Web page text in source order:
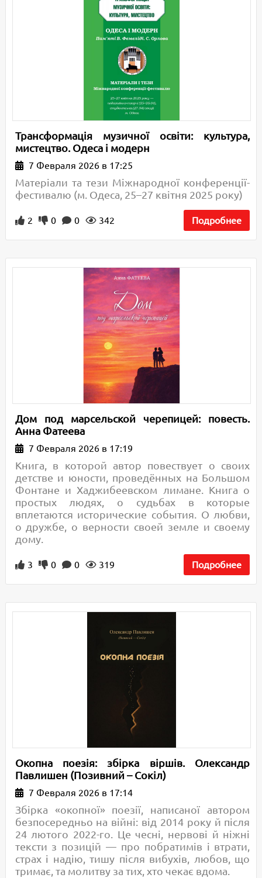
Трансформація музичної освіти: культура,
мистецтво. Одеса і модерн
7 Февраля 2026 в 17:25
Матеріали та тези Міжнародної конференції-
фестивалю (м. Одеса, 25–27 квітня 2025 року)
2 0 0 342 Подробнее
Дом под марсельской черепицей: повесть.
Анна Фатеева
7 Февраля 2026 в 17:19
Книга, в которой автор повествует о своих
детстве и юности, проведённых на Большом
Фонтане и Хаджибеевском лимане. Книга о
простых людях, о судьбах в которые
вплетаются исторические события. О любви,
о дружбе, о верности своей земле и своему
дому.
3 0 0 319 Подробнее
Окопна поезія: збірка віршів. Олександр
Павлишен (Позивний – Сокіл)
7 Февраля 2026 в 17:14
Збірка «окопної» поезії, написаної автором
безпосередньо на війні: від 2014 року й після
24 лютого 2022-го. Це чесні, нервові й ніжні
тексти з позицій — про побратимів і втрати,
страх і надію, тишу після вибухів, любов, що
тримає, та молитву за тих, хто чекає вдома.